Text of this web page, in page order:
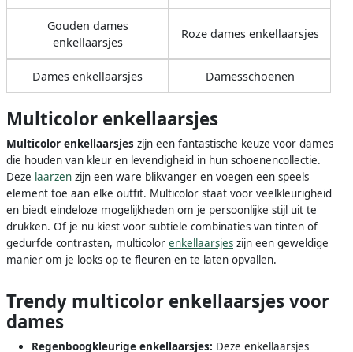
Gouden dames
enkellaarsjes
Roze dames enkellaarsjes
Dames enkellaarsjes Damesschoenen
Multicolor enkellaarsjes
Multicolor enkellaarsjes zijn een fantastische keuze voor dames
die houden van kleur en levendigheid in hun schoenencollectie.
Deze laarzen zijn een ware blikvanger en voegen een speels
element toe aan elke outfit. Multicolor staat voor veelkleurigheid
en biedt eindeloze mogelijkheden om je persoonlijke stijl uit te
drukken. Of je nu kiest voor subtiele combinaties van tinten of
gedurfde contrasten, multicolor enkellaarsjes zijn een geweldige
manier om je looks op te fleuren en te laten opvallen.
Trendy multicolor enkellaarsjes voor
dames
Regenboogkleurige enkellaarsjes: Deze enkellaarsjes